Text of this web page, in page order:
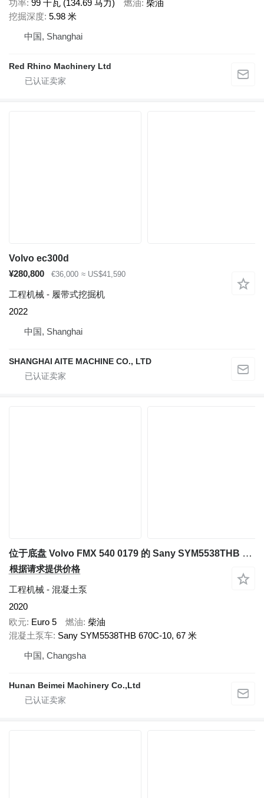
功率 99 千瓦 (134.69 马力) 燃油 柴油
挖掘深度 5.98 米
中国, Shanghai
Red Rhino Machinery Ltd
Volvo ec300d
¥280,800
€36,000 ≈ US$41,590
工程机械 - 履带式挖掘机
2022
中国, Shanghai
SHANGHAI AITE MACHINE CO., LTD
位于底盘 Volvo FMX 540 0179 的 Sany SYM5538THB 670C-10
根据请求提供价格
工程机械 - 混凝土泵
2020
欧元 Euro 5 燃油 柴油
混凝土泵车 Sany SYM5538THB 670C-10, 67 米
中国, Changsha
Hunan Beimei Machinery Co.,Ltd